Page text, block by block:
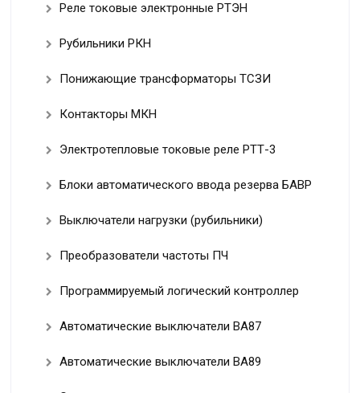
Реле токовые электронные РТЭН
Рубильники РКН
Понижающие трансформаторы ТСЗИ
Контакторы МКН
Электротепловые токовые реле РТТ-3
Блоки автоматического ввода резерва БАВР
Выключатели нагрузки (рубильники)
Преобразователи частоты ПЧ
Программируемый логический контроллер
Автоматические выключатели ВА87
Автоматические выключатели ВА89